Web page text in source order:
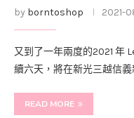
by borntoshop 2021-
又到了一年兩度的2021 年
續六天，將在新光三越信義
READ MORE